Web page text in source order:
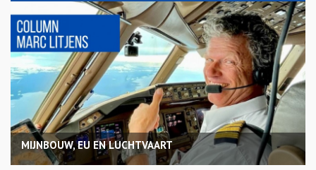
MIJNBOUW, EU EN LUCHTVAART